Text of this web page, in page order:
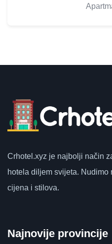
Crhotel.xyz je najbolji način
hotela diljem svijeta. Nudimo
cijena i stilova.
Najnovije provincije